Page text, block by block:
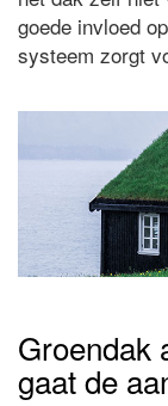
goede invloed
systeem zorgt
Groendak
gaat de